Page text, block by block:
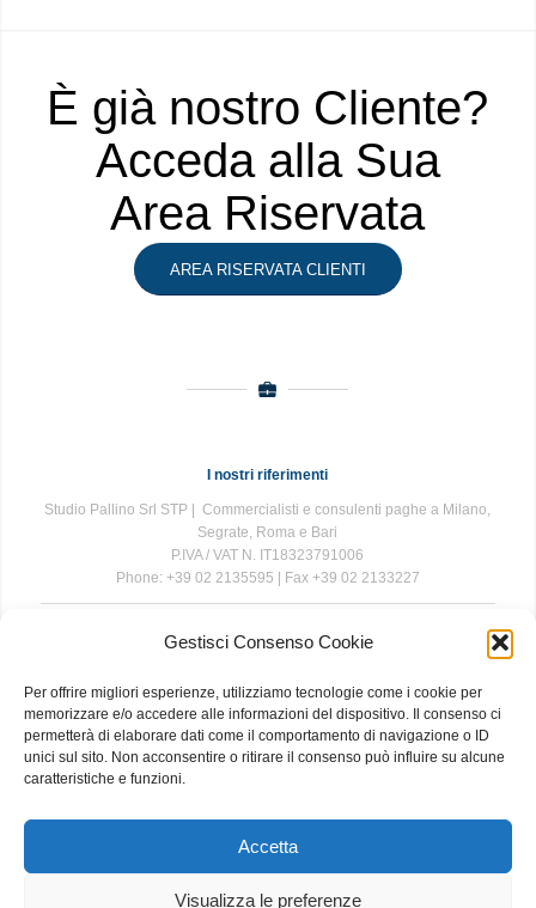
Gestisci Consenso Cookie
Per offrire migliori esperienze, utilizziamo tecnologie come i cookie per
memorizzare e/o accedere alle informazioni del dispositivo. Il consenso ci
permetterà di elaborare dati come il comportamento di navigazione o ID
unici sul sito. Non acconsentire o ritirare il consenso può influire su alcune
caratteristiche e funzioni.
Accetta
Visualizza le preferenze
È già nostro Cliente?
Acceda alla Sua
Area Riservata
AREA RISERVATA CLIENTI
I nostri riferimenti
Studio Pallino Srl STP | Commercialisti e consulenti paghe a Milano,
Segrate, Roma e Bari
P.IVA / VAT N. IT18323791006
Phone: +39 02 2135595 | Fax +39 02 2133227
The information contained in this website is for general information
while we endeavour to keep the information up to date and correct, we
make no representations or warranties of any kind, express or implied,
about the completeness, accuracy, reliability, suitability or availability
with respect to the website or the information, products, services, or
related graphics contained on the website for any purpose. Any
|Contact|Privacy and Cookie Policy